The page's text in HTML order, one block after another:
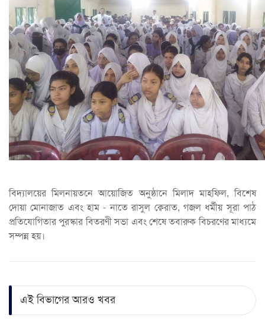
বিদ্যালয়ের মিলনায়তনে আয়োজিত অনুষ্ঠানে মিলাদ মাহফিল, বিশেষ
দোয়া মোনাজাত এবং হাম - নাতে রাসুল ক্বেরাত, গজল ধর্মীয় সূরা পাঠ
প্রতিযোগিতার পুরস্কার বিতরণী সভা এবং শেষে তবারুক বিচরণের মাধ্যমে
সম্পন্ন হয়।
এই বিভাগের আরও খবর